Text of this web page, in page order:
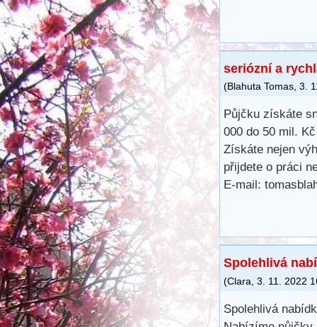
seriózní a
(Blahuta Tomas, 3.
Půjčku získáte
000 do 50 mil.
Získáte nejen
přijdete o práci
E-mail:
Spolehlivá
(Clara 3. 11. 2022
Spolehlivá